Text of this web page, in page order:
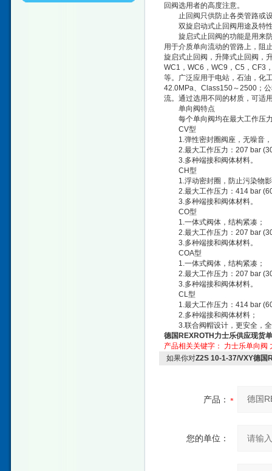
回阀选用者的高度注意。
止回阀只供防止各类管路或设
双旋启动式止回阀用途及特
旋启式止回阀的功能是用来防
用于介质单向流动的管路上，阻
旋启式止回阀，升降式止回阀，
WC1，WC6，WC9，C5，CF3
等。广泛应用于电站，石油，化
42.0MPa、Class150～2500；
流。通过选用不同的材质，可适
单向阀特点
每个单向阀均在最大工作压力
CV型
1.弹性密封圈阀座，无噪音，
2.最大工作压力：207 bar
3.多种端接和阀体材料。
CH型
1.浮动密封圈，防止污染物影
2.最大工作压力：414 bar
3.多种端接和阀体材料。
CO型
1.一体式阀体，结构紧凑；
2.最大工作压力：207 bar
3.多种端接和阀体材料。
COA型
1.一体式阀体，结构紧凑；
2.最大工作压力：207 bar
3.多种端接和阀体材料。
CL型
1.最大工作压力：414 bar
2.多种端接和阀体材料；
3.联合阀帽设计，更安全，全
德国REXROTH力士乐供应现货
产品相关关键字：
力士乐单向阀
如果你对Z2S 10-1-37/VXY德国
产品：
您的单位：